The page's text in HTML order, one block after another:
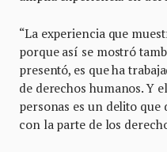
“La experiencia que
porque así se mostró
presentó, es que ha
de derechos humanos. Y
personas es un delito
con la parte de los